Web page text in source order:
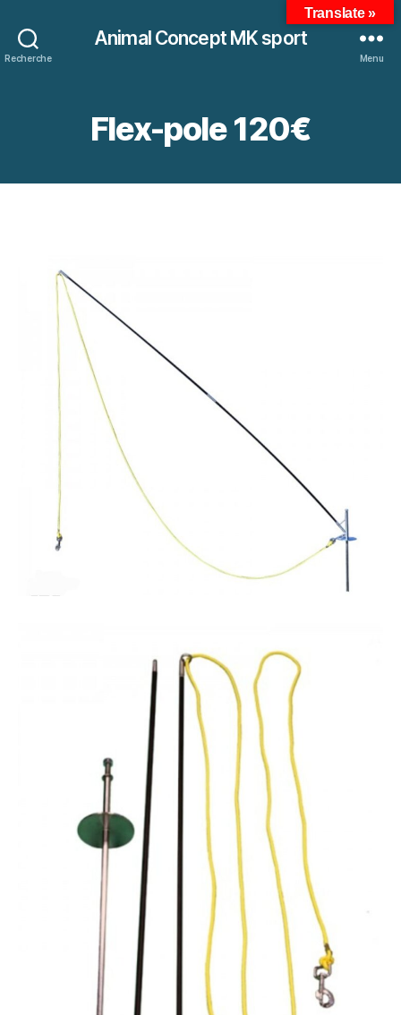
Recherche
Animal Concept MK sport
Menu
Flex-pole 120€
Translate »